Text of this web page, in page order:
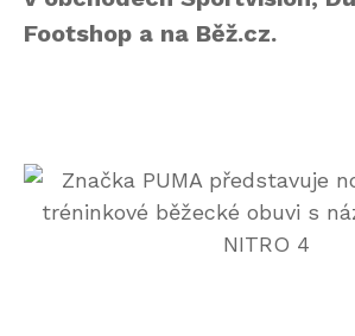
Footshop a na Běž.cz.